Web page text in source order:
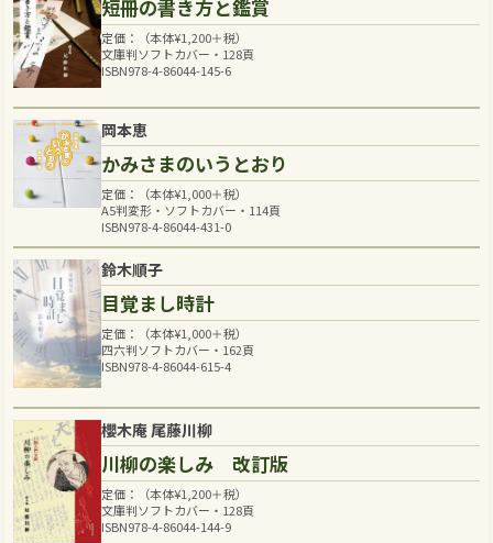
短冊の書き方と鑑賞
定価：（本体¥1,200＋税）
文庫判ソフトカバー・128頁
ISBN978-4-86044-145-6
岡本恵
かみさまのいうとおり
定価：（本体¥1,000＋税）
A5判変形・ソフトカバー・114頁
ISBN978-4-86044-431-0
鈴木順子
目覚まし時計
定価：（本体¥1,000＋税）
四六判ソフトカバー・162頁
ISBN978-4-86044-615-4
櫻木庵 尾藤川柳
川柳の楽しみ 改訂版
定価：（本体¥1,200＋税）
文庫判ソフトカバー・128頁
ISBN978-4-86044-144-9